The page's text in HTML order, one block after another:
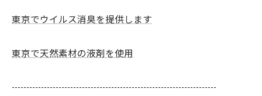
東京でウイルス消臭を提供します
東京で天然素材の液剤を使用
----------------------------------------------------------------------